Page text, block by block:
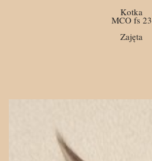
Kotka
MCO fs 23
Zajęta